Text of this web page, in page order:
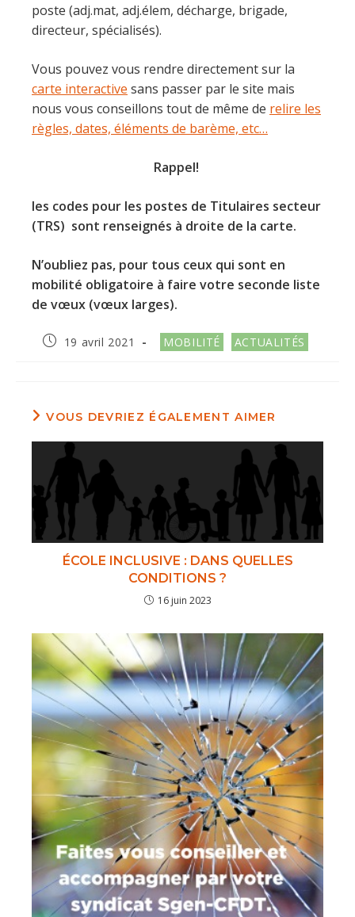
poste (adj.mat, adj.élem, décharge, brigade,
directeur, spécialisés).
Vous pouvez vous rendre directement sur la
carte interactive sans passer par le site mais
nous vous conseillons tout de même de relire les
règles, dates, éléments de barème, etc…
Rappel!
les codes pour les postes de Titulaires secteur
(TRS) sont renseignés à droite de la carte.
N’oubliez pas, pour tous ceux qui sont en
mobilité obligatoire à faire votre seconde liste
de vœux (vœux larges).
Publication
19 avril 2021
Post
category:
MOBILITÉ ACTUALITÉS
VOUS DEVRIEZ ÉGALEMENT AIMER
ÉCOLE INCLUSIVE : DANS QUELLES
CONDITIONS ?
16 juin 2023